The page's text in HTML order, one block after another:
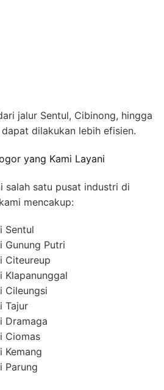
jalur Sentul, Cibinong, hingga
dilakukan lebih efisien.
yang Kami Layani
salah satu pusat industri di
mencakup:
Sentul
Gunung Putri
Citeureup
Klapanunggal
Cileungsi
Tajur
Dramaga
Ciomas
Kemang
Parung